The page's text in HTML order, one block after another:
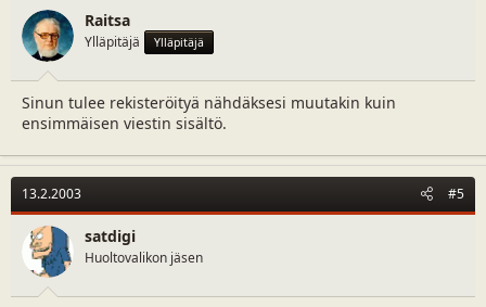
Raitsa
Ylläpitäjä Ylläpitäjä
Sinun tulee rekisteröityä nähdäksesi muutakin kuin
ensimmäisen viestin sisältö.
13.2.2003 #5
satdigi
Huoltovalikon jäsen